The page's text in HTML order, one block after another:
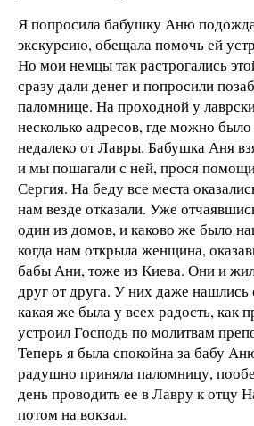
Я попросила бабушку Аню
экскурсию, обещала помочь ей
Но мои немцы так растрогались
сразу дали денег и попросили
паломнице. На проходной у
несколько адресов, где можно
недалеко от Лавры. Бабушка Аня
и мы пошагали с ней, прося
Сергия. На беду все места
нам везде отказали. Уже
один из домов, и каково же было
когда нам открыла женщина,
бабы Ани, тоже из Киева. Они и
друг от друга. У них даже
какая же была у всех радость, как
устроил Господь по молитвам
Теперь я была спокойна за бабу
радушно приняла паломницу,
день проводить ее в Лавру к отцу
потом на вокзал.